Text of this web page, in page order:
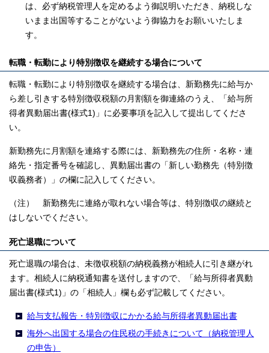
は、必ず納税管理人を定めるよう御説明いただき、納税しな
いまま出国等することがないよう御協力をお願いいたしま
す。
転職・転勤により特別徴収を継続する場合について
転職・転勤により特別徴収を継続する場合は、新勤務先に給与か
ら差し引きする特別徴収税額の月割額を御連絡のうえ、「給与所
得者異動届出書(様式1)」に必要事項を記入して提出してくださ
い。
新勤務先に月割額を連絡する際には、新勤務先の住所・名称・連
絡先・指定番号を確認し、異動届出書の「新しい勤務先（特別徴
収義務者）」の欄に記入してください。
（注） 新勤務先に連絡が取れない場合等は、特別徴収の継続と
はしないでください。
死亡退職について
死亡退職の場合は、未徴収税額の納税義務が相続人に引き継がれ
ます。相続人に納税通知書を送付しますので、「給与所得者異動
届出書(様式1)」の「相続人」欄 も必ず記載してください。
給与支払報告・特別徴収にかかる給与所得者異動届出書
海外へ出国する場合の住民税の手続きについて（納税管理人
の申告）